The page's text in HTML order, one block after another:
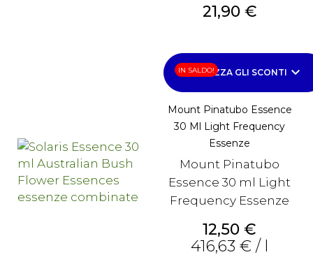
Prezzo
21,90 €
VISUALIZZA GLI SCONTI keyboard_arrow_down
Mount Pinatubo Essence
30 Ml Light Frequency
Essenze
Mount Pinatubo
Essence 30 ml Light
Frequency Essenze
Prezzo
12,50 €
416,63 € / l
IN SALDO!